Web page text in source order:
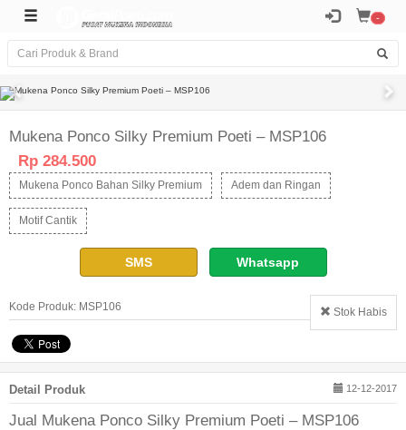
-
Mukena Ponco Silky Premium Poeti – MSP106
Rp 284.500
Mukena Ponco Bahan Silky Premium Adem dan Ringan
Motif Cantik
SMS Whatsapp
Kode Produk: MSP106 Stok Habis
Detail Produk 12-12-2017
Jual Mukena Ponco Silky Premium Poeti – MSP106